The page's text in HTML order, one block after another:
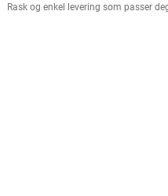
Rask og enkel levering som passer